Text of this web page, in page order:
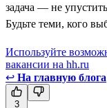
задача — не
Будьте теми, кого
Используйте
вакансии на hh.ru
↩ На главную блога
3